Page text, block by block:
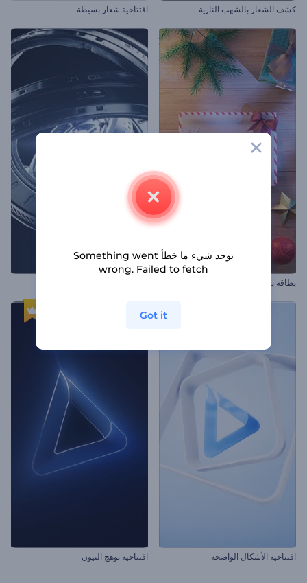
كشف الشعار بالشهب النارية افتتاحية شعار بسيطة
بطاقة بريدية لتهاني الأعياد
افتتاحية الأشكال الواضحة افتتاحية توهج النيون
يوجد شيء ما خطأ Something went
wrong. Failed to fetch
Got it